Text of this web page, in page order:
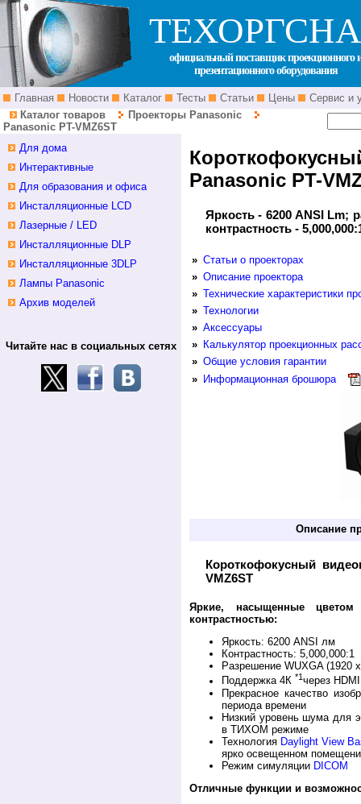
официальный поставщик проекционного
презентационного оборудования
Главная Новости Каталог Тесты Статьи Цены
Сервис и
Каталог товаров
Проекторы Panasonic
Panasonic PT-VMZ6ST
Panasonic PT-
Яркость - 6200 ANSI Lm;
контрастность -
» Статьи о проекторах
» Описание проектора
» Технические характеристики
» Технологии
» Аксессуары
» Калькулятор проекционных
» Общие условия гарантии
» Информационная брошюра
Описание
Короткофокусный
VMZ6ST
Яркие, насыщенные
контрастностью:
Яркость: 6200 ANSI лм
Контрастность: 5,000,000:1
Разрешение WUXGA (1920
Поддержка 4К *1через
Прекрасное качество
периода времени
Низкий уровень шума для
в ТИХОМ режиме
Технология Daylight View
ярко освещенном
Режим симуляции DICOM
Отличные функции и
Для дома
Интерактивные
Для образования и офиса
Инсталляционные LCD
Лазерные / LED
Инсталляционные DLP
Инсталляционные 3DLP
Лампы Panasonic
Архив моделей
Читайте нас в социальных сетях